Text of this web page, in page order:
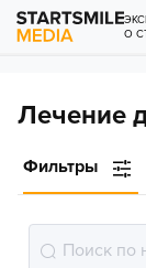
О
Лечение
Фильтры